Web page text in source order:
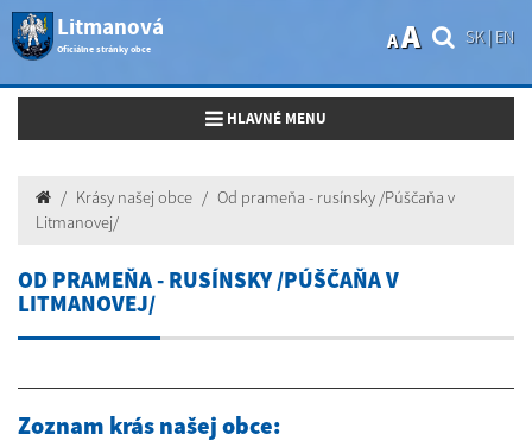
Litmanová
Oficiálne stránky obce
SK| EN
AA
Toggle navigation
HLAVNÉ MENU
Krásy našej obce
Od prameňa - rusínsky /Púščaňa v
Litmanovej/
OD PRAMEŇA - RUSÍNSKY /PÚŠČAŇA V
LITMANOVEJ/
Zoznam krás našej obce: